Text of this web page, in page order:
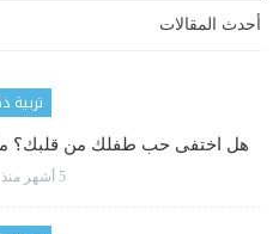
أحدث المقالات
تربية
هل اختفى حب طفلك من قلبك؟ ما
5 أشهر منذ